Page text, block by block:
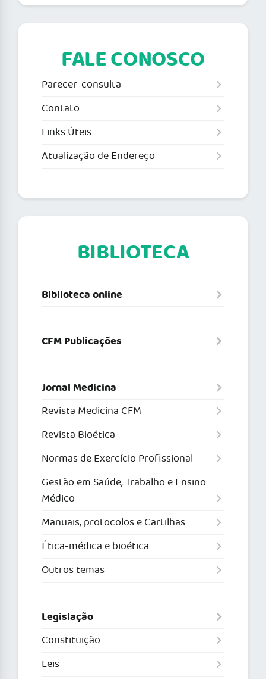
FALE CONOSCO
Parecer-consulta
Contato
Links Úteis
Atualização de Endereço
BIBLIOTECA
Biblioteca online
CFM Publicações
Jornal Medicina
Revista Medicina CFM
Revista Bioética
Normas de Exercício Profissional
Gestão em Saúde, Trabalho e Ensino
Médico
Manuais, protocolos e Cartilhas
Ética-médica e bioética
Outros temas
Legislação
Constituição
Leis